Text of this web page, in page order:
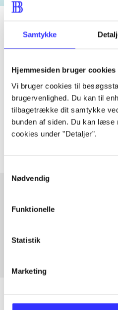
Samtykke
Hjemmesiden bruger cookies
Vi bruger cookies til
brugervenlighed. Du kan til
tilbagetrække dit samtykke
bunden af siden. Du kan læse
cookies under ”Detaljer”.
Nødvendig
Funktionelle
Statistik
Marketing
Artiklen er en del af
lorem ipsum dolor
Tidsskrift
Artiklerne i handler ofte om
Artikler med samme